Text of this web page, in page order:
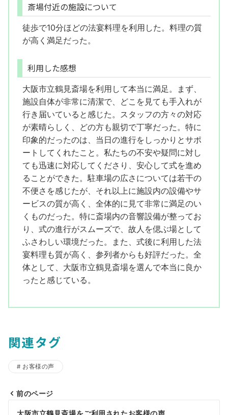
斎場付近の施設について
徒歩で10分ほどの法宴料理を利用した。料理の質
が高く満足だった。
利用した感想
大阪市立鶴見斎場を利用して本当に満足。まず、
施設自体が非常に清潔で、どこを見ても手入れが
行き届いていると感じた。スタッフの方々の対応
が素晴らしく、どの方も親切で丁寧だった。特に
印象的だったのは、当日の進行をしっかりとサポ
ートしてくれたこと。私たちの不安や疑問に対し
ても迅速に対応してくださり、安心して式を進め
ることができた。駐車場の広さについては若干の
不便さを感じたが、それ以上に施設内の設備やサ
ービスの質が高く、全体的に見て非常に満足のい
くものだった。特に斎場内の音響設備が整ってお
り、式の進行がスムーズで、故人を偲ぶ場として
ふさわしい環境だった。また、式後に利用した法
宴料理も質が高く、参列者からも好評だった。全
体として、大阪市立鶴見斎場を選んで本当に良か
ったと感じている。
関連タグ
お客様の声
投
前のページ